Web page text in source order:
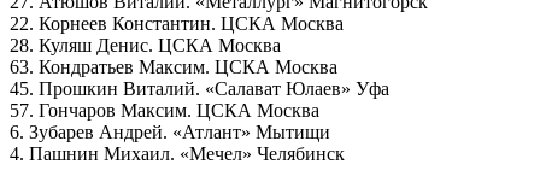
22. Корнеев Константин. ЦСКА Москва
28. Куляш Денис. ЦСКА Москва
63. Кондратьев Максим. ЦСКА Москва
45. Прошкин Виталий. «Салават Юлаев» Уфа
57. Гончаров Максим. ЦСКА Москва
6. Зубарев Андрей. «Атлант» Мытищи
4. Пашнин Михаил. «Мечел» Челябинск